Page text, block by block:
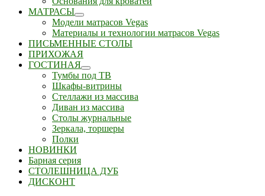
МАТРАСЫ
Модели матрасов Vegas
Материалы и технологии матрасов Vegas
ПИСЬМЕННЫЕ СТОЛЫ
ПРИХОЖАЯ
ГОСТИНАЯ
Тумбы под ТВ
Шкафы-витрины
Стеллажи из массива
Диван из массива
Столы журнальные
Зеркала, торшеры
Полки
НОВИНКИ
Барная серия
СТОЛЕШНИЦА ДУБ
ДИСКОНТ